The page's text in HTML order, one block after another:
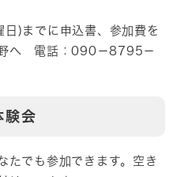
)までに申込書、参加費を
野へ 電話：090－8795－
験会
たでも参加できます。空き